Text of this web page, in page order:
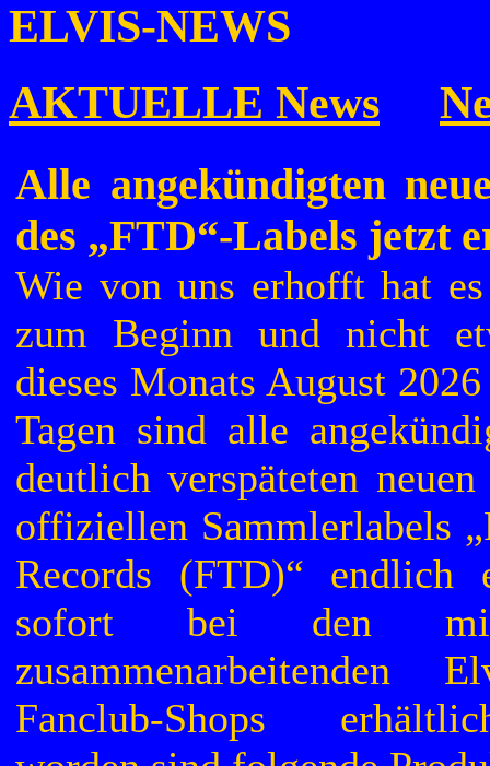
ELVIS-NEWS
AKTUELLE News
Alle angekündigten
des „FTD“-Labels jetzt
Wie von uns erhofft hat
zum Beginn und nicht
dieses Monats August
Tagen sind alle
deutlich verspäteten
offiziellen Sammlerlabels
Records (FTD)“ endlich
sofort bei den
zusammenarbeitenden
Fanclub-Shops